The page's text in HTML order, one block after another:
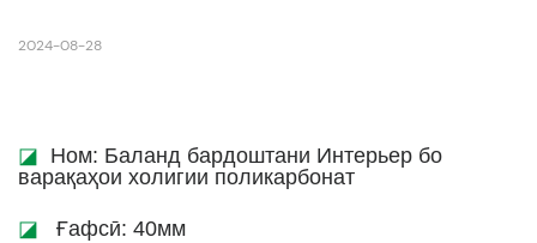
2024-08-28
◪ Ном: Баланд бардоштани Интерьер бо
варақаҳои холигии поликарбонат
◪ Ғафсӣ: 40мм